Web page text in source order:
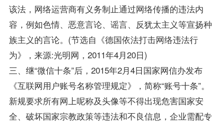
该法，网络运营商有义务制止通过网络传播的违法内
容，例如色情、恶意言论、谣言、反犹太主义等宣扬种
族主义的言论。(节选自《德国依法打击网络违法行
为》，来源:光明网，2011年4月20日)
三、继“微信十条”后，2015年2月4日国家网信办发布
《互联网用户账号名称管理规定》，简称“账号十条”。
新规要求所有网上呢称及头像等不得出现危害国家安
全、破坏国家宗教政策等违法和不良信息，企业需配专